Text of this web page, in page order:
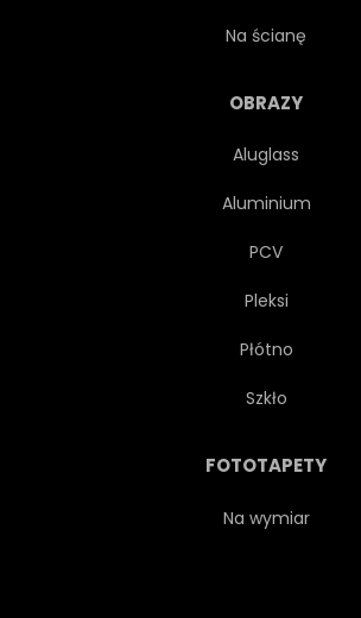
Na ścianę
OBRAZY
Aluglass
Aluminium
PCV
Pleksi
Płótno
Szkło
FOTOTAPETY
Na wymiar